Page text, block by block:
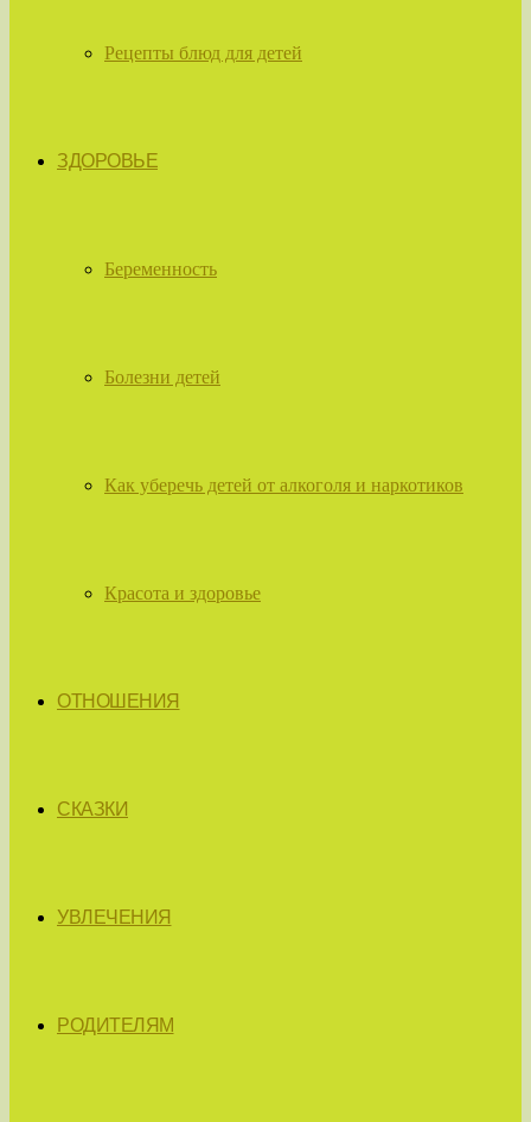
Рецепты блюд для детей
ЗДОРОВЬЕ
Беременность
Болезни детей
Как уберечь детей от алкоголя и наркотиков
Красота и здоровье
ОТНОШЕНИЯ
СКАЗКИ
УВЛЕЧЕНИЯ
РОДИТЕЛЯМ